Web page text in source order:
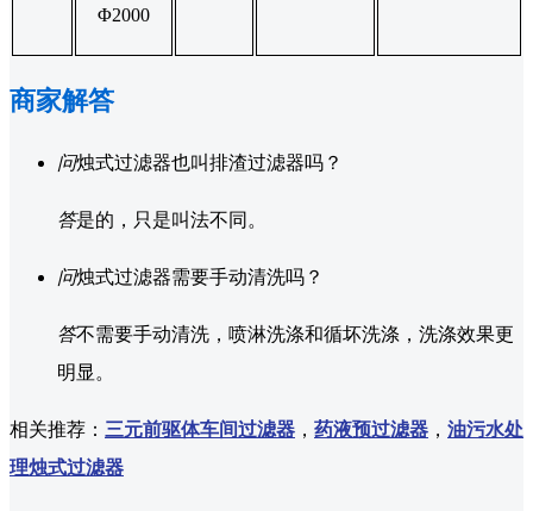
Φ2000
商家解答
问烛式过滤器也叫排渣过滤器吗？
答是的，只是叫法不同。
问烛式过滤器需要手动清洗吗？
答不需要手动清洗，喷淋洗涤和循坏洗涤，洗涤效果更
明显。
相关推荐： 三元前驱体车间过滤器 ， 药液预过滤器 ， 油污水处
理烛式过滤器